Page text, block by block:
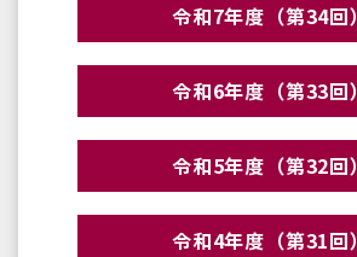
令和7年度（第34回）
令和6年度（第33回）
令和5年度（第32回）
令和4年度（第31回）